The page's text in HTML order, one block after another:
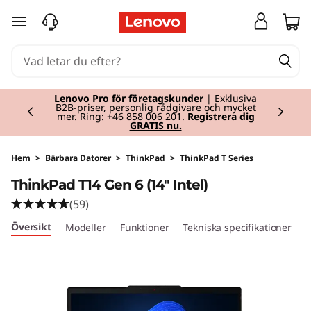
T
k
P
a
d
hoppa vidare till huvudinnehållet
Lenovo Pro för företagskunder | Exklusiva
B2B-priser, personlig rådgivare och mycket
mer. Ring: +46 858 006 201. Registrera dig
GRATIS nu.
Currently displaying item 2 of 2
Hem > Bärbara Datorer > ThinkPad > ThinkPad T Series
ThinkPad T14 Gen 6 (14" Intel)
(59)
Översikt Modeller Funktioner Tekniska specifikationer